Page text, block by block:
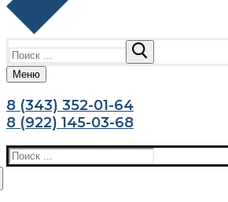
Найти:
Меню
8 (343) 352-01-64
8 (922) 145-03-68
Найти: